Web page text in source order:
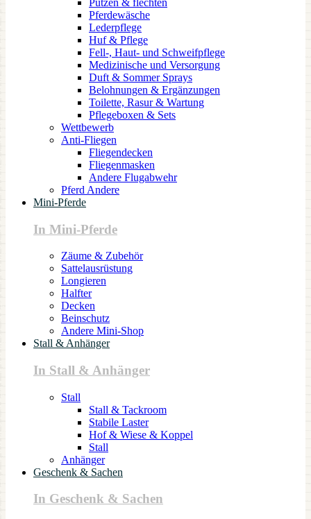
Pferdewäsche
Lederpflege
Huf & Pflege
Fell-, Haut- und Schweifpflege
Medizinische und Versorgung
Duft & Sommer Sprays
Belohnungen & Ergänzungen
Toilette, Rasur & Wartung
Pflegeboxen & Sets
Wettbewerb
Anti-Fliegen
Fliegendecken
Fliegenmasken
Andere Flugabwehr
Pferd Andere
Mini-Pferde
In Mini-Pferde
Zäume & Zubehör
Sattelausrüstung
Longieren
Halfter
Decken
Beinschutz
Andere Mini-Shop
Stall & Anhänger
In Stall & Anhänger
Stall
Stall & Tackroom
Stabile Laster
Hof & Wiese & Koppel
Stall
Anhänger
Geschenk & Sachen
In Geschenk & Sachen